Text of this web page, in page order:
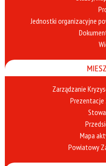
Jednostki organizacyjne
Zarządzanie
Prezentacje
Mapa
Powiatowy